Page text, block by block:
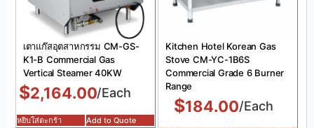
เตาแก๊สอุตสาหกรรม CM-GS-
K1-B Commercial Gas
Vertical Steamer 40KW
$2,164.00/Each
หยิบใส่ตะกร้า Add to Quote
Kitchen Hotel Korean Gas
Stove CM-YC-1B6S
Commercial Grade 6 Burner
Range
$184.00/Each